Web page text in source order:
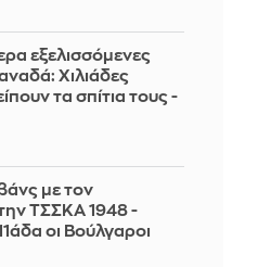
εξελισσόμενες
Χιλιάδες
τα σπίτια τους -
με τον
ΤΣΣΚΑ 1948 -
οι Βούλγαροι